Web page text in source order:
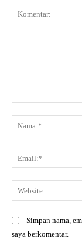
Simpan nama,
saya berkomentar.